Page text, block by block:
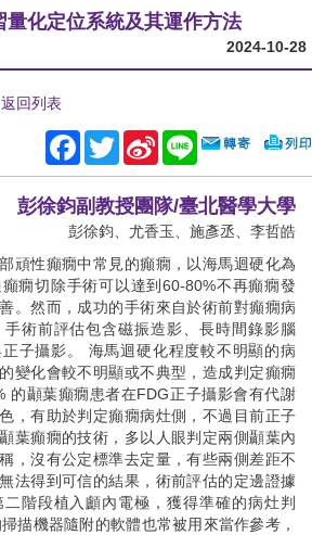
量化定位系統及其運作方法
2024-10-28
返回列表
Facebook
TwitterSina
Weibo
Line
彭徐鈞副教授團隊/臺北醫學大學
彭徐鈞、尤香玉、施彥丞、李哲皓
頑性癲癇中常見的癲癇，以海馬迴硬化為
癇切除手術可以達到60-80%不再癲癇發
。然而，成功的手術來自於術前對癲癇病
術前評估包含磁振造影、長時間錄影腦
子攝影。 海馬迴硬化程度較不明顯的病
變化會較不明顯或不典型，造成判定癲癇
的顳葉癲癇患者在FDG正子攝影會有代謝
，有助於判定癲癇病灶側，不過目前正子
葉癲癇的技術，多以人眼判定兩側顳葉內
，沒有公定標準去定量，有些兩側差距不
法得到可信的結果，術前評估的定邊證據
階段植入顱內電極，獲得準確的病灶判
描機器隨附的軟體也常被用來當作參考，